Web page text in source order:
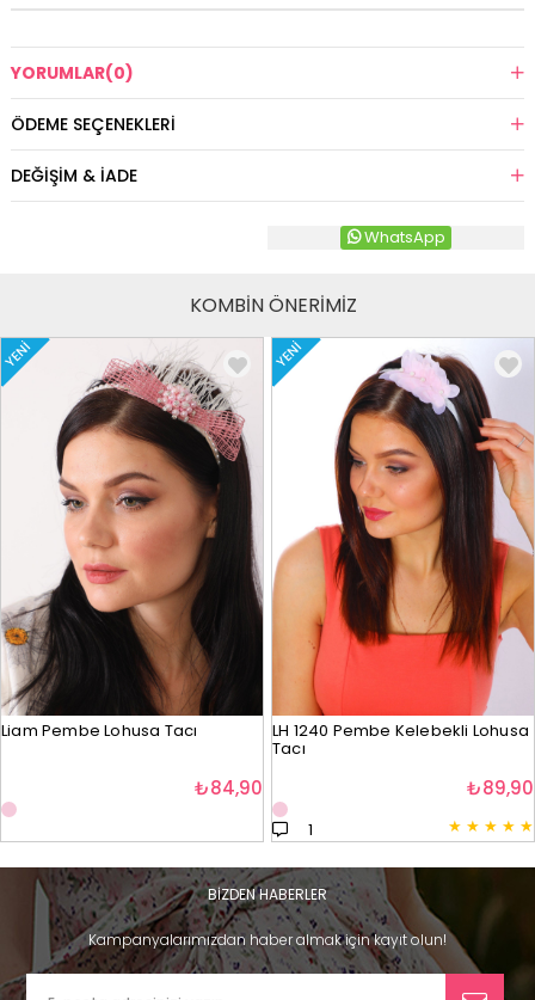
YORUMLAR(0)
ÖDEME SEÇENEKLERI
DEĞIŞIM & İADE
WhatsApp
KOMBİN ÖNERİMİZ
YENI
Liam Pembe Lohusa Tacı
₺84,90
YENI
LH 1240 Pembe Kelebekli Lohusa
Tacı
★ ★ ★ ★ ★
1
₺89,90
BİZDEN HABERLER
Kampanyalarımızdan haber almak için kayıt olun!